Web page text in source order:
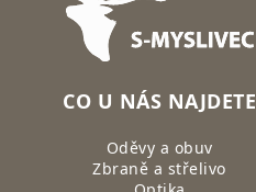
CO U NÁS NAJDETE
Oděvy a obuv
Zbraně a střelivo